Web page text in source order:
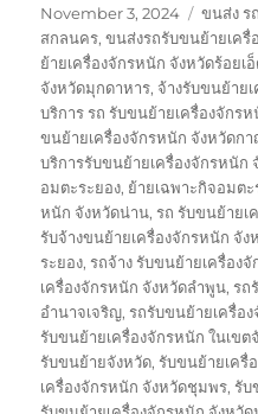
Posted
on
November 3, 2024 Tags
ขนส่ง ร
สกลนคร,ขนส่งรถรับขนย้ายเครื่
ย้ายเครื่องจักรหนัก จังหวัดร้อยเ
จังหวัดมุกดาหาร, จ้างรับขนย้าย
บริการ รถ รับขนย้ายเครื่องจักร
ขนย้ายเครื่องจักรหนัก จังหวัดก
บริการรับขนย้ายเครื่องจักรหนัก
อมตะระยอง, ย้ายเฉพาะกิจอมตะ
หนัก จังหวัดน่าน,รถ รับขนย้ายเ
รับจ้างขนย้ายเครื่องจักรหนัก จัง
ระยอง,รถจ้าง รับขนย้ายเครื่อง
เครื่องจักรหนัก จังหวัดลำพูน,รถ
อำนาจเจริญ,รถรับขนย้ายเครื่อ
รับขนย้ายเครื่องจักรหนัก ในเขต
รับขนย้ายจังหวัด,รับขนย้ายเครื่
เครื่องจักรหนัก จังหวัดชุมพร,รับ